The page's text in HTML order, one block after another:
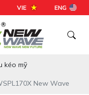
kéo mỹ
New Wave